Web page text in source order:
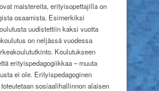
maistereita, erityisopettajilla on
osaamista. Esimerkiksi
uudistettiin kaksi vuotta
on neljässä vuodessa
Koulutukseen
erityispedagogiikkaa – muuta
ei ole. Erityispedagoginen
sosiaalihallinnon alaisen